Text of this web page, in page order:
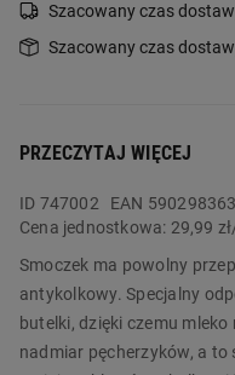
Szacowany czas
Szacowany czas
PRZECZYTAJ WIĘCEJ
ID 747002
EAN
Cena jednostkowa: 29,99
Smoczek ma powolny
antykolkowy. Specjalny
butelki, dzięki czemu
nadmiar pęcherzyków, a to